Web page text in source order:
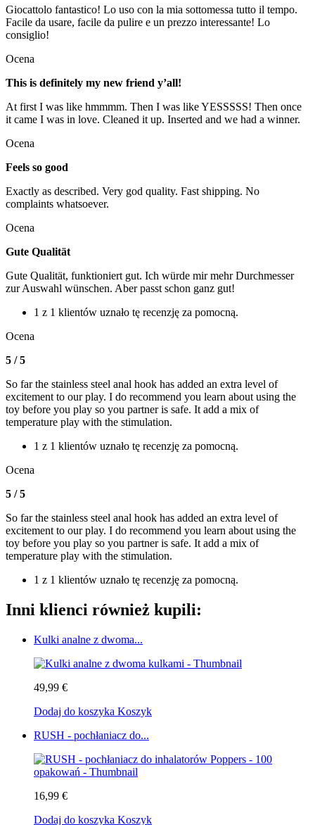
Giocattolo fantastico! Lo uso con la mia sottomessa tutto il tempo.
Facile da usare, facile da pulire e un prezzo interessante! Lo
consiglio!
Ocena
This is definitely my new friend y’all!
At first I was like hmmmm. Then I was like YESSSSS! Then once
it came I was in love. Cleaned it up. Inserted and we had a winner.
Ocena
Feels so good
Exactly as described. Very god quality. Fast shipping. No
complaints whatsoever.
Ocena
Gute Qualität
Gute Qualität, funktioniert gut. Ich würde mir mehr Durchmesser
zur Auswahl wünschen. Aber passt schon ganz gut!
1 z 1 klientów uznało tę recenzję za pomocną.
Ocena
5 / 5
So far the stainless steel anal hook has added an extra level of
excitement to our play. I do recommend you learn about using the
toy before you play so you partner is safe. It add a mix of
temperature play with the stimulation.
1 z 1 klientów uznało tę recenzję za pomocną.
Ocena
5 / 5
So far the stainless steel anal hook has added an extra level of
excitement to our play. I do recommend you learn about using the
toy before you play so you partner is safe. It add a mix of
temperature play with the stimulation.
1 z 1 klientów uznało tę recenzję za pomocną.
Inni klienci również kupili:
Kulki analne z dwoma...
49,99 €
Dodaj do koszyka Koszyk
RUSH - pochłaniacz do...
16,99 €
Dodaj do koszyka Koszyk